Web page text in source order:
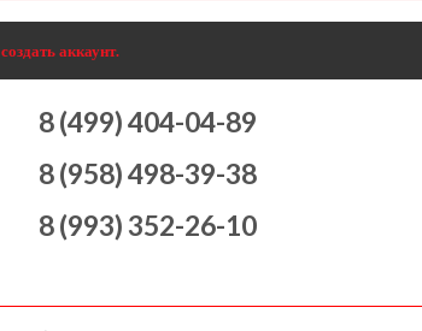
создать аккаунт.
8 (499) 404-04-89
8 (958) 498-39-38
8 (993) 352-26-10